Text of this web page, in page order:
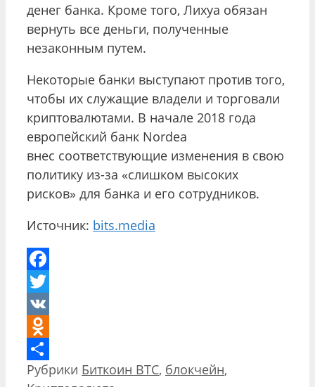
денег банка. Кроме того, Лихуа обязан
вернуть все деньги, полученные
незаконным путем.
Некоторые банки выступают против того,
чтобы их служащие владели и торговали
криптовалютами. В начале 2018 года
европейский банк Nordea
внес соответствующие изменения в свою
политику из-за «слишком высоких
рисков» для банка и его сотрудников.
Источник: bits.media
Facebook
Twitter
VK
Odnoklassniki
Отправить
Рубрики Биткоин BTC, блокчейн,